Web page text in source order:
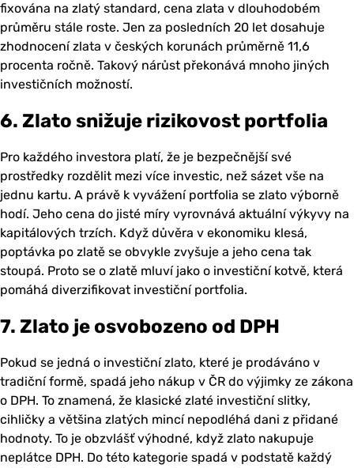
fixována na zlatý standard, cena zlata v dlouhodobém
průměru stále roste. Jen za posledních 20 let dosahuje
zhodnocení zlata v českých korunách průměrně 11,6
procenta ročně. Takový nárůst překonává mnoho jiných
investičních možností.
6. Zlato snižuje rizikovost portfolia
Pro každého investora platí, že je bezpečnější své
prostředky rozdělit mezi více investic, než sázet vše na
jednu kartu. A právě k vyvážení portfolia se zlato výborně
hodí. Jeho cena do jisté míry vyrovnává aktuální výkyvy na
kapitálových trzích. Když důvěra v ekonomiku klesá,
poptávka po zlatě se obvykle zvyšuje a jeho cena tak
stoupá. Proto se o zlatě mluví jako o investiční kotvě, která
pomáhá diverzifikovat investiční portfolia.
7. Zlato je osvobozeno od DPH
Pokud se jedná o investiční zlato, které je prodáváno v
tradiční formě, spadá jeho nákup v ČR do výjimky ze zákona
o DPH. To znamená, že klasické zlaté investiční slitky,
cihličky a většina zlatých mincí nepodléhá dani z přidané
hodnoty. To je obzvlášť výhodné, když zlato nakupuje
neplátce DPH. Do této kategorie spadá v podstatě každý